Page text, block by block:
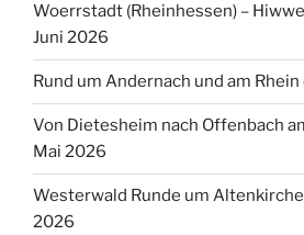
Woerrstadt (Rheinhessen) –
Juni 2026
Rund um Andernach und am
Von Dietesheim nach Offenbach
Mai 2026
Westerwald Runde um
2026